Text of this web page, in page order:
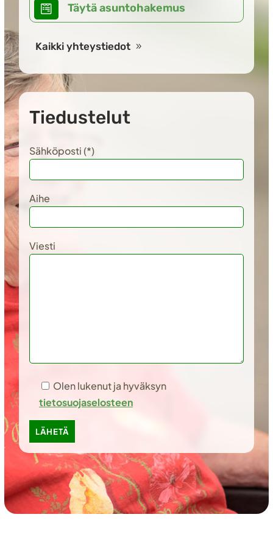
 Täytä asuntohakemus
Kaikki yhteystiedot
Tiedustelut
Sähköposti (*)
Aihe
Viesti
Olen lukenut ja hyväksyn
tietosuojaselosteen